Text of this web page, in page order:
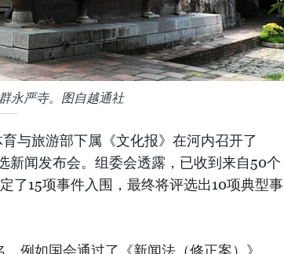
永严寺。图自越通社
与旅游部下属《文化报》在河内召开了
新闻发布会。组委会透露，已收到来自50个
了15项事件入围，最终将评选出10项典型事
例如国会通过了《新闻法（修正案）》、